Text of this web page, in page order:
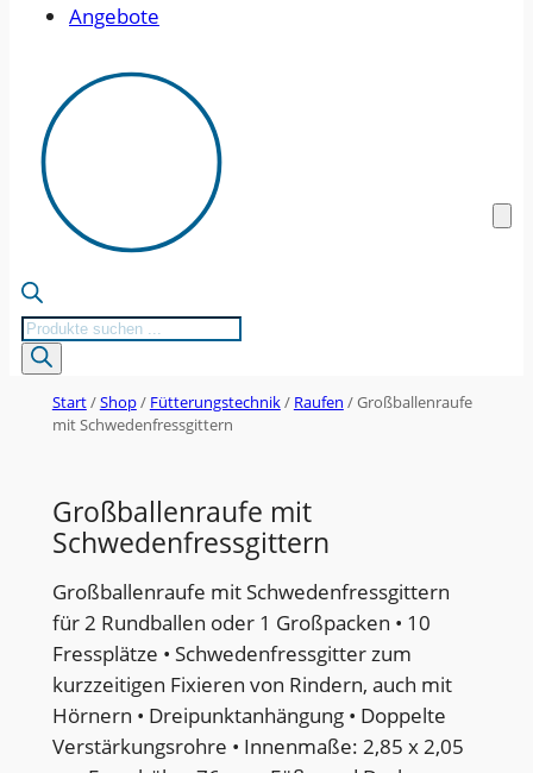
Angebote
Products
search
Start/Shop/ Fütterungstechnik/ Raufen / Großballenraufe
mit Schwedenfressgittern
Großballenraufe mit
Schwedenfressgittern
Großballenraufe mit Schwedenfressgittern
für 2 Rundballen oder 1 Großpacken • 10
Fressplätze • Schwedenfressgitter zum
kurzzeitigen Fixieren von Rindern, auch mit
Hörnern • Dreipunktanhängung • Doppelte
Verstärkungsrohre • Innenmaße: 2,85 x 2,05